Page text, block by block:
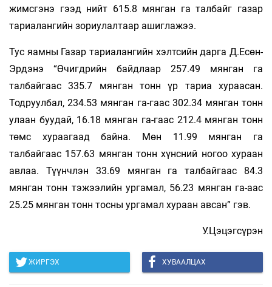
жимсгэнэ гээд нийт 615.8 мянган га талбайг газар
тариалангийн зориулалтаар ашиглажээ.
Тус яамны Газар тариалангийн хэлтсийн дарга Д.Есөн-
Эрдэнэ “Өчигдрийн байдлаар 257.49 мянган га
талбайгаас 335.7 мянган тонн үр тариа хураасан.
Тодруулбал, 234.53 мянган га-гаас 302.34 мянган тонн
улаан буудай, 16.18 мянган га-гаас 212.4 мянган тонн
төмс хураагаад байна. Мөн 11.99 мянган га
талбайгаас 157.63 мянган тонн хүнсний ногоо хураан
авлаа. Түүнчлэн 33.69 мянган га талбайгаас 84.3
мянган тонн тэжээлийн ургамал, 56.23 мянган га-аас
25.25 мянган тонн тосны ургамал хураан авсан” гэв.
У.Цэцэгсүрэн
ЖИРГЭХ ХУВААЛЦАХ